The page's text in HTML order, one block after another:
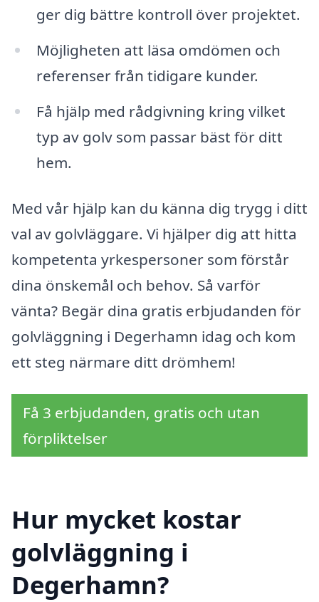
ger dig bättre kontroll över projektet.
Möjligheten att läsa omdömen och
referenser från tidigare kunder.
Få hjälp med rådgivning kring vilket
typ av golv som passar bäst för ditt
hem.
Med vår hjälp kan du känna dig trygg i ditt
val av golvläggare. Vi hjälper dig att hitta
kompetenta yrkespersoner som förstår
dina önskemål och behov. Så varför
vänta? Begär dina gratis erbjudanden för
golvläggning i Degerhamn idag och kom
ett steg närmare ditt drömhem!
Få 3 erbjudanden, gratis och utan
förpliktelser
Hur mycket kostar
golvläggning i
Degerhamn?